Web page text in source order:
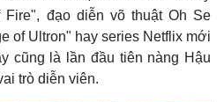
Fire", đạo diễn võ thuật Oh Se
of Ultron" hay series Netflix mới
cũng là lần đầu tiên nàng Hậu
trò diễn viên.